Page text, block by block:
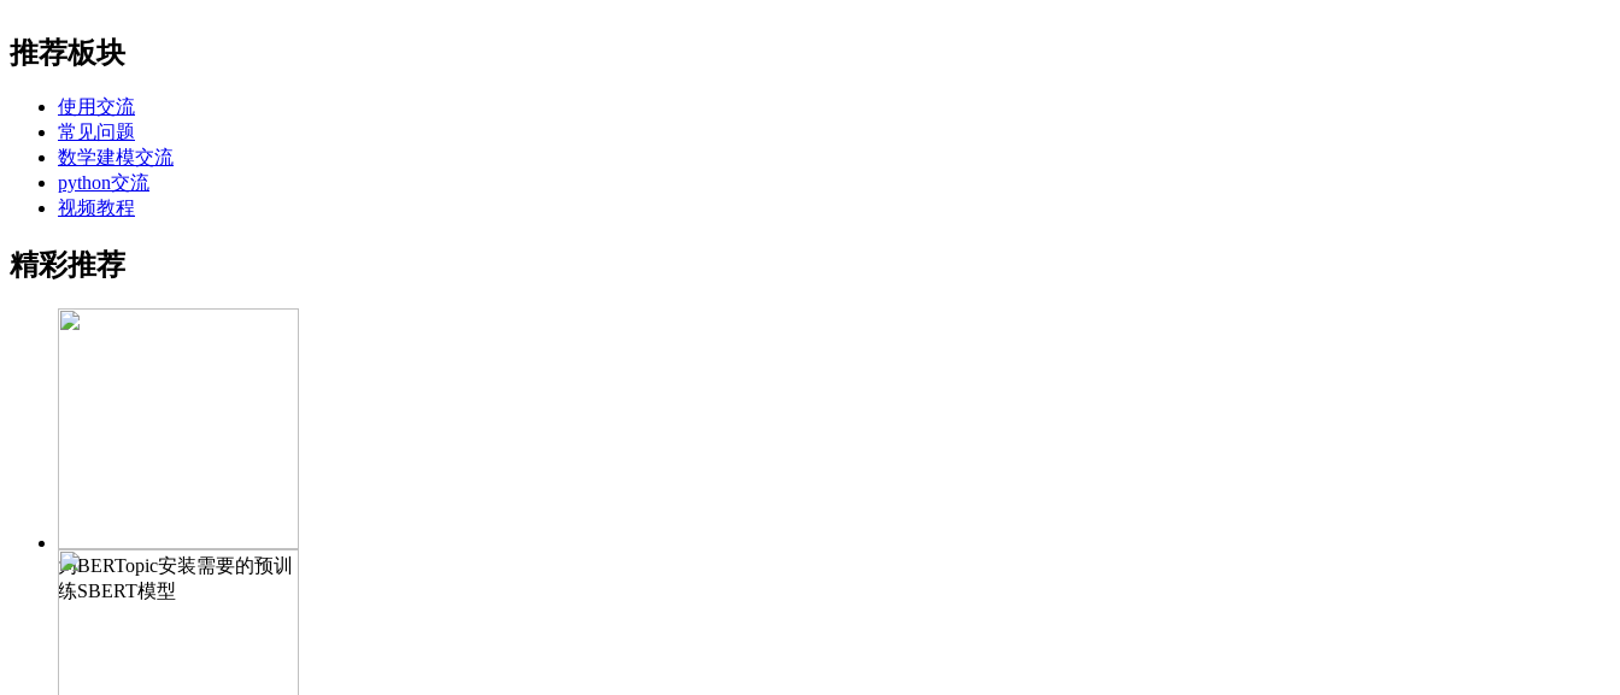
推荐板块
使用交流
常见问题
数学建模交流
python交流
视频教程
精彩推荐
为BERTopic安装需要的预训
练SBERT模型